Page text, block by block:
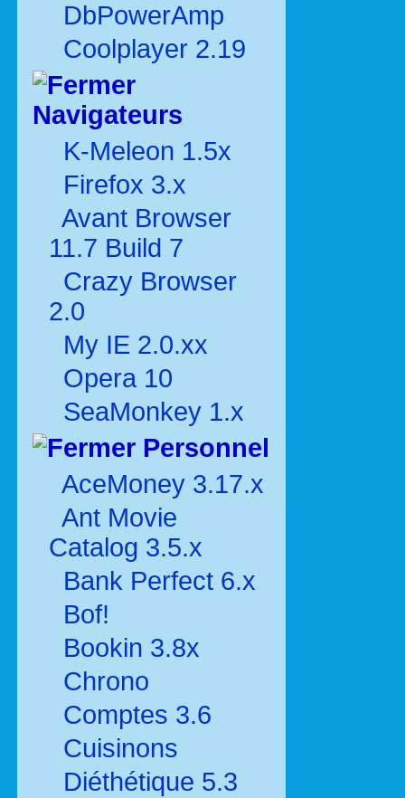
DbPowerAmp
Coolplayer 2.19
Navigateurs
K-Meleon 1.5x
Firefox 3.x
Avant Browser
11.7 Build 7
Crazy Browser
2.0
My IE 2.0.xx
Opera 10
SeaMonkey 1.x
Personnel
AceMoney 3.17.x
Ant Movie
Catalog 3.5.x
Bank Perfect 6.x
Bof!
Bookin 3.8x
Chrono
Comptes 3.6
Cuisinons
Diéthétique 5.3